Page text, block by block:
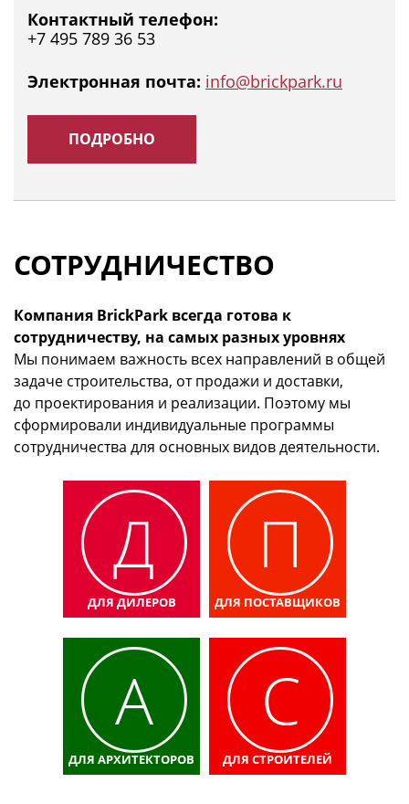
Контактный телефон:
+7 495 789 36 53
Электронная почта: info@brickpark.ru
ПОДРОБНО
СОТРУДНИЧЕСТВО
Компания BrickPark всегда готова к
сотрудничеству, на самых разных уровнях
Мы понимаем важность всех направлений в общей
задаче строительства, от продажи и доставки,
до проектирования и реализации. Поэтому мы
сформировали индивидуальные программы
сотрудничества для основных видов деятельности.
ДЛЯ ДИЛЕРОВ
Д
ДЛЯ ПОСТАВЩИКОВ
П
ДЛЯ АРХИТЕКТОРОВ
А
ДЛЯ СТРОИТЕЛЕЙ
С